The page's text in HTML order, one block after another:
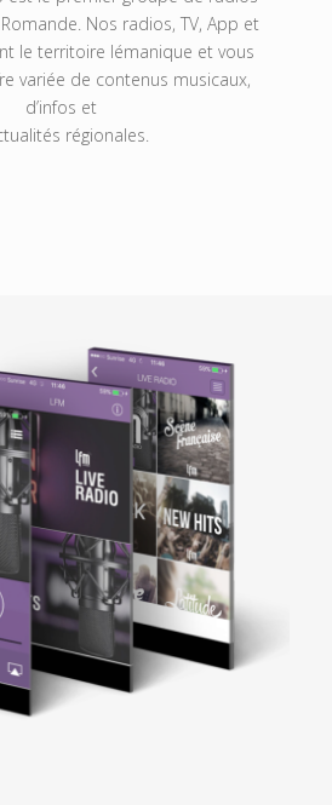
Nos radios, TV, App et
le territoire lémanique et vous
variée de contenus musicaux,
d’infos et
régionales.